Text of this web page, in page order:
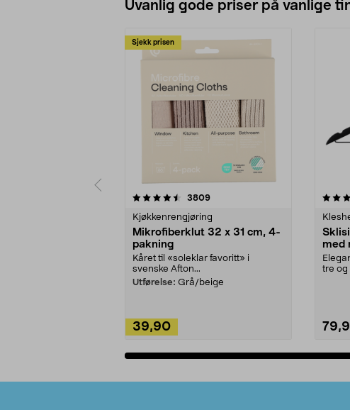
Uvanlig gode priser på vanlige
Sjekk prisen
3809anmeldelser
Kjøkkenrengjøring
Mikrofiberklut 32 x 31 cm, 4-
pakning
Kåret til «soleklar favoritt» i
svenske Afton...
Utførelse: Grå/beige
39,90
4.5av 5 stjerner
med
tre og